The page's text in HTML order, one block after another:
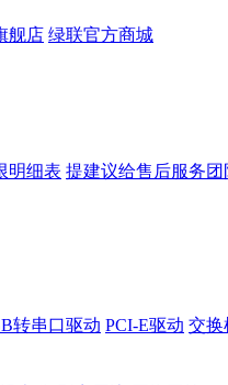
舰店 绿联官方商城
明细表 提建议给售后服务团
转串口驱动 PCI-E驱动 交换